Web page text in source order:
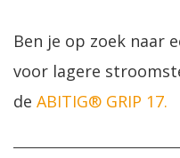
Ben je op zoek naar
voor lagere
de ABITIG® GRIP 17.